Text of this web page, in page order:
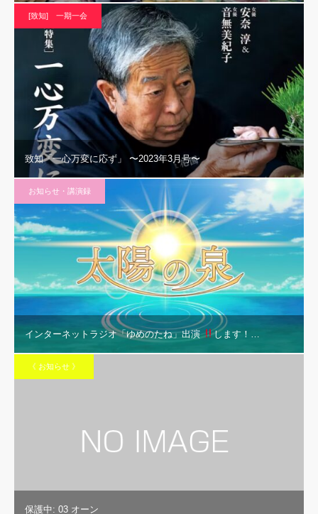
[致知] 一期一会
致知「一心万変に応ず」 〜2023年3月号〜
お知らせ・講演録
インターネットラジオ「ゆめのたね」出演 します！…
《 お知らせ 》
保護中: 03 オーン